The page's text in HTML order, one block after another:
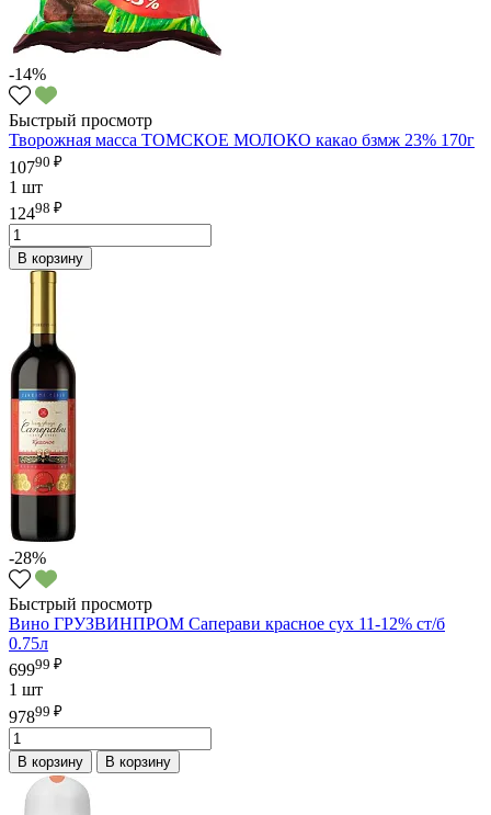
-14%
Быстрый просмотр
Творожная масса ТОМСКОЕ МОЛОКО какао бзмж 23% 170г
10790 ₽
1 шт
12498 ₽
В корзину
-28%
Быстрый просмотр
Вино ГРУЗВИНПРОМ Саперави красное сух 11-12% ст/б
0.75л
69999 ₽
1 шт
97899 ₽
В корзину В корзину